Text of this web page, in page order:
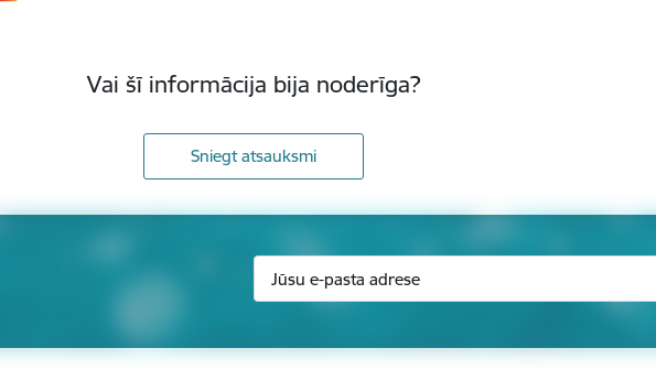
Vai šī informācija bija noderīga?
Sniegt atsauksmi